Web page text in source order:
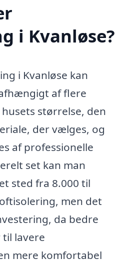
i Kvanløse?
i Kvanløse kan
af flere
størrelse, den
der vælges, og
af professionelle
set kan man
sted fra 8.000 til
men det
da bedre
lavere
mere komfortabel